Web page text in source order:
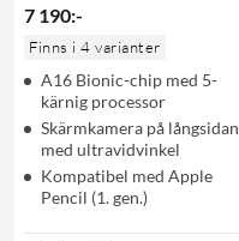
7 190:-
Finns i 4 varianter
A16 Bionic-chip med 5-
kärnig processor
Skärmkamera på långsidan
med ultravidvinkel
Kompatibel med Apple
Pencil (1. gen.)